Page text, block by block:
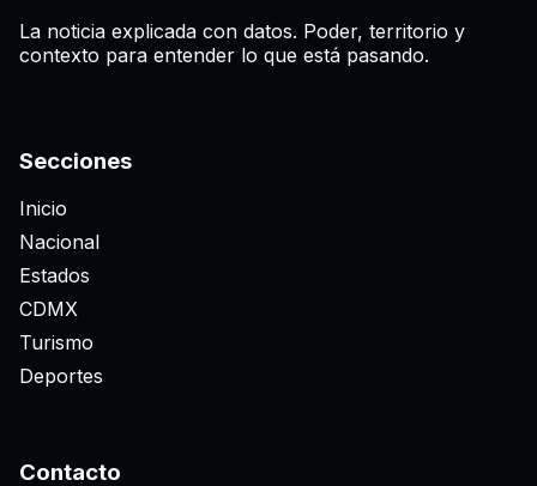
La noticia explicada con datos. Poder, territorio y
contexto para entender lo que está pasando.
Secciones
Inicio
Nacional
Estados
CDMX
Turismo
Deportes
Contacto